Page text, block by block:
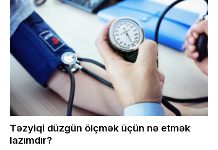
Təzyiqi düzgün ölçmək üçün nə etmək
lazımdır?